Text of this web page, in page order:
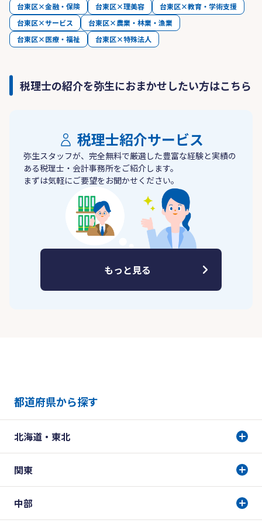
台東区×金融・保険
台東区×理美容
台東区×教育・学術支援
台東区×サービス
台東区×農業・林業・漁業
台東区×医療・福祉
台東区×特殊法人
税理士の紹介を弥生におまかせしたい方はこちら
税理士紹介サービス
弥生スタッフが、完全無料で厳選した豊富な経験と実績の
ある税理士・会計事務所をご紹介します。
まずは気軽にご要望をお聞かせください。
もっと見る
都道府県から探す
北海道・東北
関東
中部